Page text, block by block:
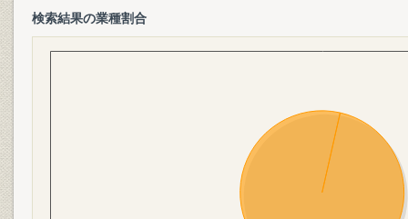
検索結果の業種割合